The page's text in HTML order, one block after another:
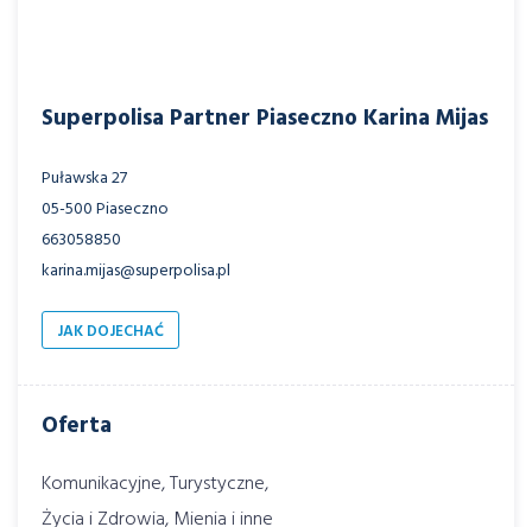
Superpolisa Partner Piaseczno Karina Mijas
Puławska 27
05-500 Piaseczno
663058850
karina.mijas@superpolisa.pl
JAK DOJECHAĆ
Oferta
Komunikacyjne, Turystyczne,
Życia i Zdrowia, Mienia i inne